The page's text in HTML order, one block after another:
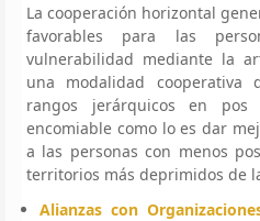
La cooperación horizontal
favorables para las
vulnerabilidad mediante la
una modalidad
rangos jerárquicos en
encomiable como lo es dar
a las personas con menos
territorios más deprimidos de
Alianzas con